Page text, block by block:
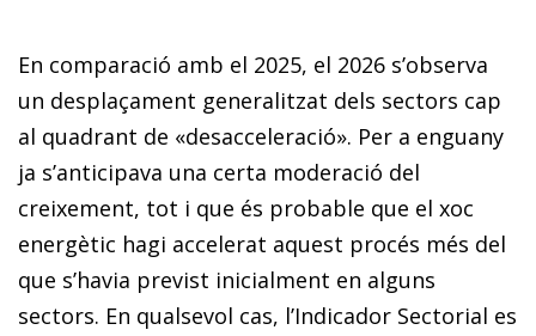
En comparació amb el 2025, el 2026 s’observa
un desplaçament generalitzat dels sectors cap
al quadrant de «desacceleració». Per a enguany
ja s’anticipava una certa moderació del
creixement, tot i que és probable que el xoc
energètic hagi accelerat aquest procés més del
que s’havia previst inicialment en alguns
sectors. En qualsevol cas, l’Indicador Sectorial es